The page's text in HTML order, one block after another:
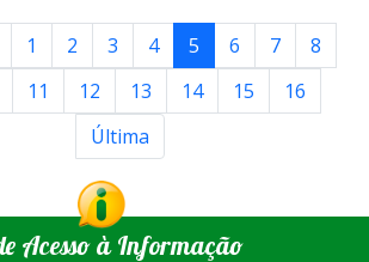
1 2 3 4 5 6 7
8
11 12 13 14 15
16
Última
Acesso à Informação